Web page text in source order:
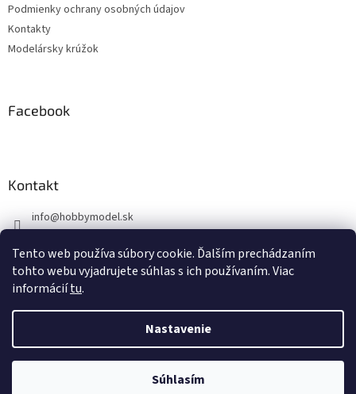
Tento web používa súbory cookie. Ďalším prechádzaním
tohto webu vyjadrujete súhlas s ich používaním. Viac
informáciítu.
Nastavenie
Súhlasím
Podmienky ochrany osobných údajov
Kontakty
Modelársky krúžok
Facebook
Kontakt
info@hobbymodel.sk
https://www.facebook.com/skhobbymodel
Vytvoril Shoptet
hobbymodel.sk. Všetky práva vyhradené.